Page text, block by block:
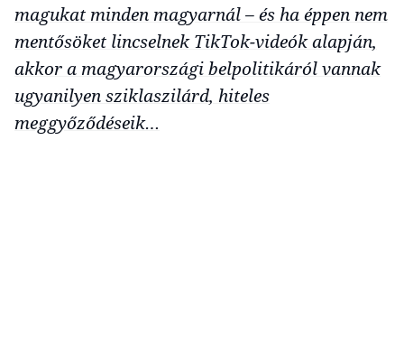
magukat minden magyarnál – és ha éppen nem
mentősöket lincselnek TikTok-videók alapján,
akkor a magyarországi belpolitikáról vannak
ugyanilyen sziklaszilárd, hiteles
meggyőződéseik…